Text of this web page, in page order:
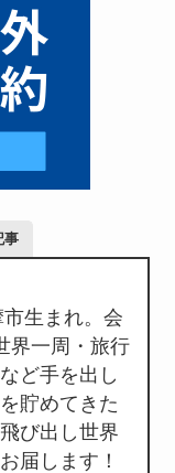
事
生まれ。会
界一周・旅行
ど手を出し
貯めてきた
び出し世界
届します！